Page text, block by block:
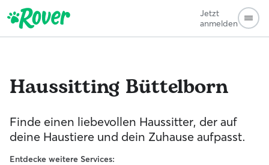
Jetzt
anmelden
Haussitting Büttelborn
Finde einen liebevollen Haussitter, der auf
deine Haustiere und dein Zuhause aufpasst.
Entdecke weitere Services: